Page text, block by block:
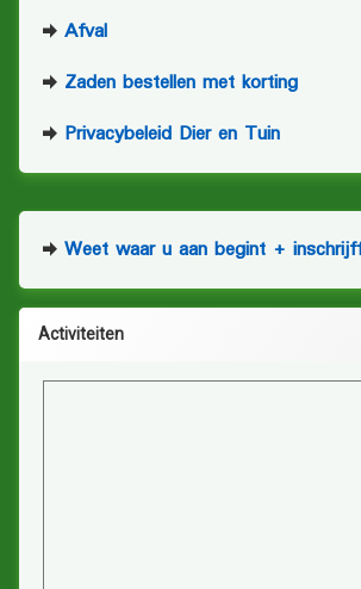
Afval
Zaden bestellen met korting
Privacybeleid Dier en Tuin
Weet waar u aan begint +
Activiteiten